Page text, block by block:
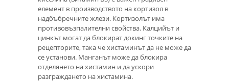
елемент в производството на кортизол в
надбъбречните жлези. Кортизолът има
противовъзпалителни свойства. Калцийът и
цинкът могат да блокират докинг точките на
рецепторите, така че хистаминът да не може да
се установи. Манганът може да блокира
отделянето на хистамин и да ускори
разграждането на хистамина.